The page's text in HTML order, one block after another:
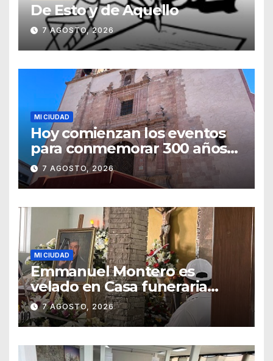
De Esto y de Aquello
7 AGOSTO, 2026
MI CIUDAD
Hoy comienzan los eventos
para conmemorar 300 años
del templo de San Roque
7 AGOSTO, 2026
MI CIUDAD
Emmanuel Montero es
velado en Casa funeraria
Forasté
7 AGOSTO, 2026